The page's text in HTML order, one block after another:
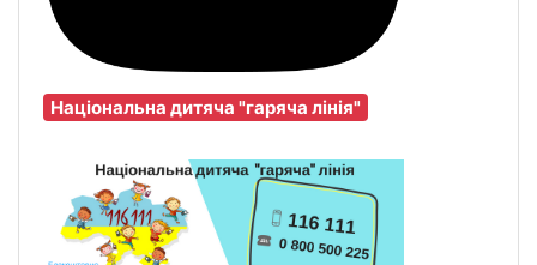
Національна дитяча "гаряча лінія"